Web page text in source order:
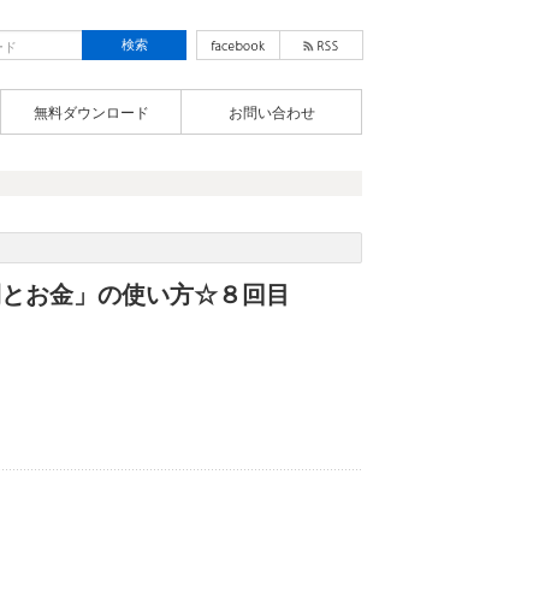
無料ダウンロード お問い合わせ
お金」の使い方☆８回目